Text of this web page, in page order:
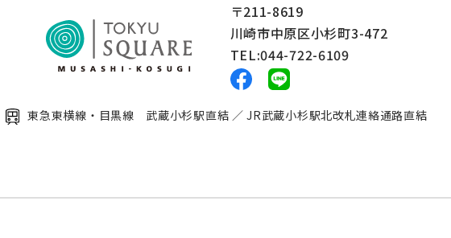
〒211-8619
川崎市中原区小杉町3-472
TEL:044-722-6109
東急東横線・目黒線 武蔵小杉駅直結 ／ JR武蔵小杉駅北改札連絡通路直結